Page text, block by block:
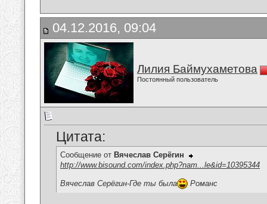
04.12.2016, 09:04
Лилия Баймухаметова
Постоянный пользователь
Цитата:
Сообщение от Вячеслав Серёгин
http://www.bisound.com/index.php?nam...le&id=10395344
Вячеслав Серёгин-Где ты была Романс